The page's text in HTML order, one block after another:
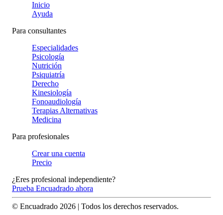
Inicio
Ayuda
Para consultantes
Especialidades
Psicología
Nutrición
Psiquiatría
Derecho
Kinesiología
Fonoaudiología
Terapias Alternativas
Medicina
Para profesionales
Crear una cuenta
Precio
¿Eres profesional independiente?
Prueba Encuadrado ahora
© Encuadrado 2026 | Todos los derechos reservados.